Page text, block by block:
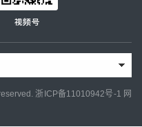
视频号
浙ICP备11010942号-1 网